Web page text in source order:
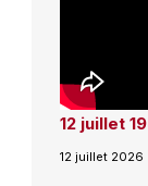
12 juillet
12 juillet 2026